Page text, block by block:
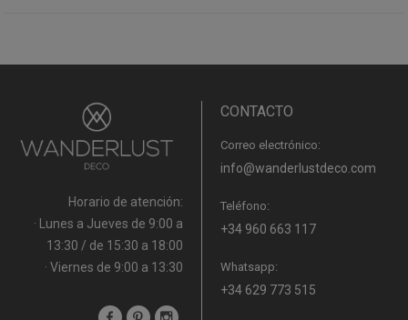
Horario de atención:
· Lunes a Jueves de 9:00 a
13:30 / de 15:30 a 18:00
· Viernes de 9:00 a 13:30
CONTACTO
Correo electrónico:
info@wanderlustdeco.com
Teléfono:
+34 960 663 117
Whatsapp:
+34 629 773 515